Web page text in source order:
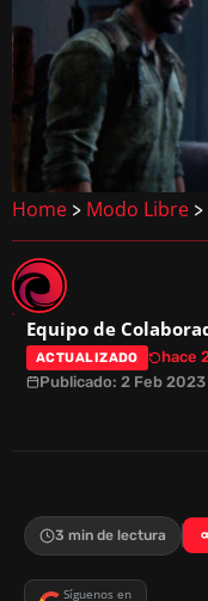
Home > Modo Libre >
Equipo de
ACTUALIZADO
hace
Publicado: 2 Feb 2023
3 min de lectura
Síguenos en